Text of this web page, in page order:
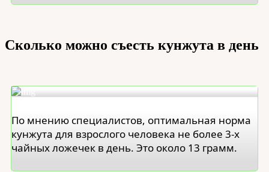
Сколько можно съесть кунжута в день
По мнению специалистов, оптимальная норма
кунжута для взрослого человека не более 3-х
чайных ложечек в день. Это около 13 грамм.